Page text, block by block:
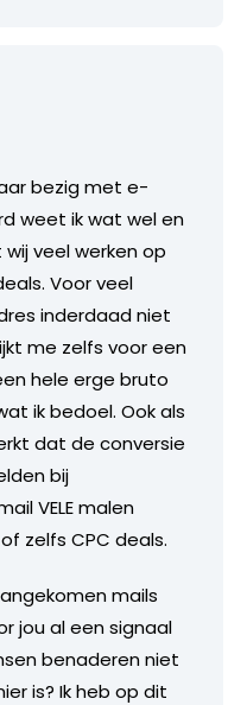
bezig met e-
weet ik wat wel en
veel werken op
Voor veel
inderdaad niet
me zelfs voor een
hele erge bruto
ik bedoel. Ook als
dat de conversie
bij
VELE malen
zelfs CPC deals.
mails
jou al een signaal
benaderen niet
is? Ik heb op dit